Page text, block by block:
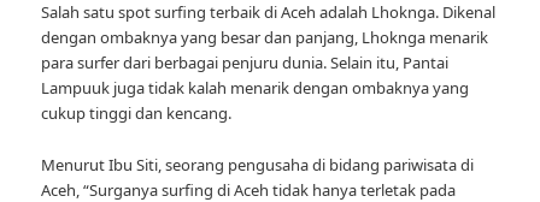
Salah satu spot surfing terbaik di Aceh adalah Lhoknga. Dikenal
dengan ombaknya yang besar dan panjang, Lhoknga menarik
para surfer dari berbagai penjuru dunia. Selain itu, Pantai
Lampuuk juga tidak kalah menarik dengan ombaknya yang
cukup tinggi dan kencang.
Menurut Ibu Siti, seorang pengusaha di bidang pariwisata di
Aceh, “Surganya surfing di Aceh tidak hanya terletak pada